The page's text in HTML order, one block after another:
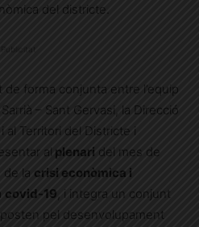
del districte.
de forma conjunta entre l’equip
– Sant Gervasi, la Direcció
al Territori del Districte i
al plenari del mes de
de la crisi econòmica i
covid-19, i integra un conjunt
pel desenvolupament